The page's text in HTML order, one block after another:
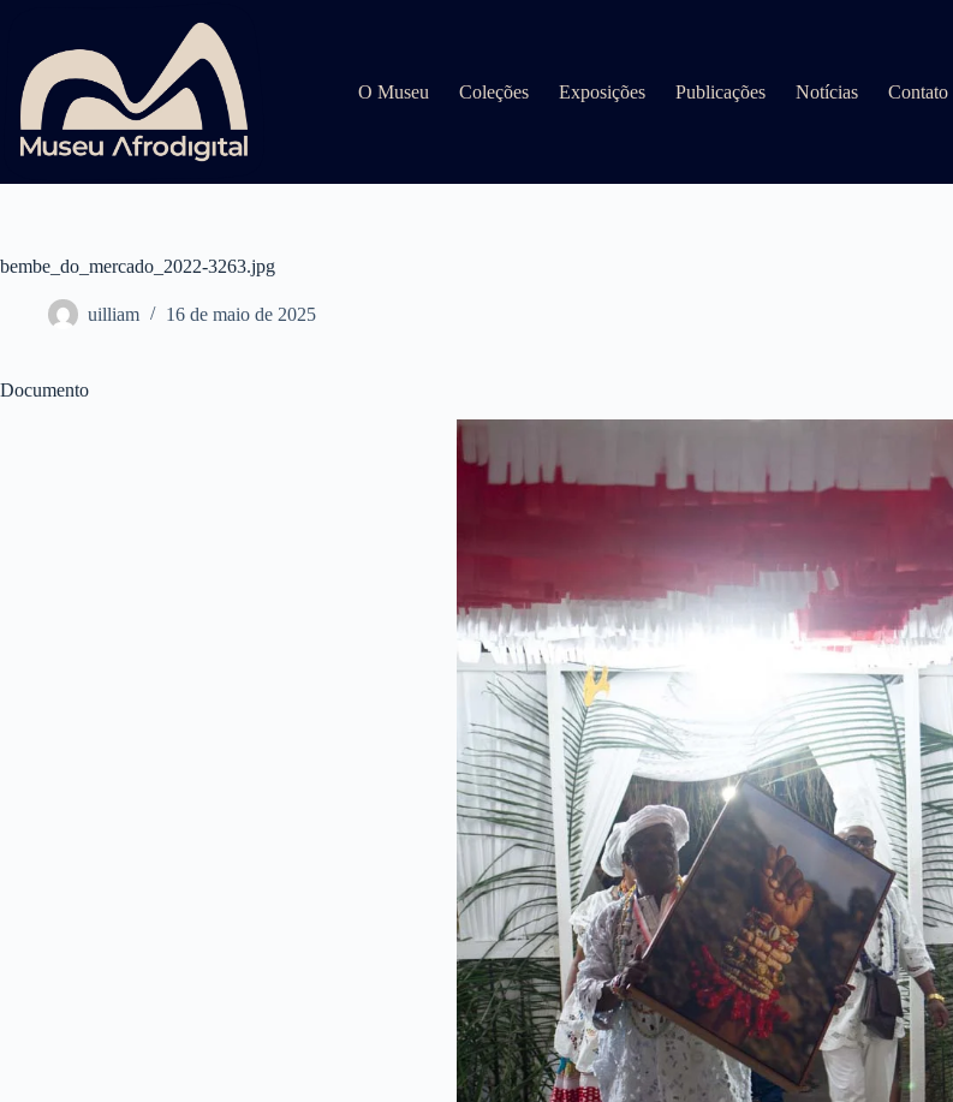
conteúdo
O Museu
Coleções Exposições Publicações Notícias Contato
bembe_do_mercado_2022-3263.jpg
uilliam 16 de maio de 2025
Documento